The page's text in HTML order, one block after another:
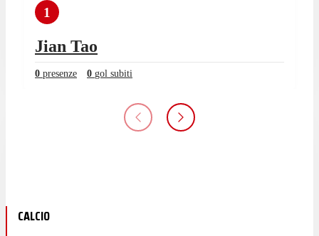
1
Jian Tao
0 presenze 0 gol subiti
CALCIO